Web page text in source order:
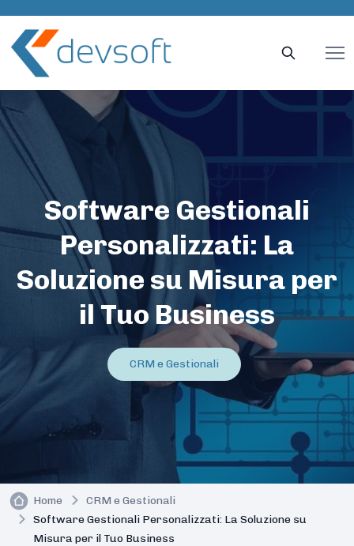
Software Gestionali
Personalizzati: La
Soluzione su Misura per
il Tuo Business
CRM e Gestionali
Home
CRM e Gestionali
Software Gestionali Personalizzati: La Soluzione su
Misura per il Tuo Business